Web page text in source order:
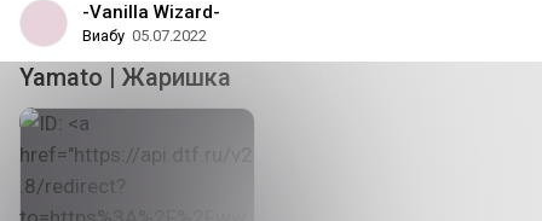
-Vanilla Wizard-
Виабу 05.07.2022
Yamato | Жаришка